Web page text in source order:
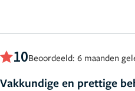
10Beoordeeld: 6 maanden
Vakkundige en prettige